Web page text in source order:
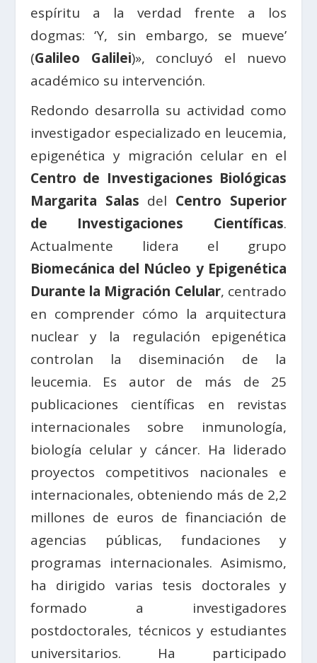
espíritu a la verdad frente a los
dogmas: ‘Y, sin embargo, se mueve’
(Galileo Galilei)», concluyó el nuevo
académico su intervención.
Redondo desarrolla su actividad como
investigador especializado en leucemia,
epigenética y migración celular en el
Centro de Investigaciones Biológicas
Margarita Salas del Centro Superior
de Investigaciones Científicas.
Actualmente lidera el grupo
Biomecánica del Núcleo y Epigenética
Durante la Migración Celular, centrado
en comprender cómo la arquitectura
nuclear y la regulación epigenética
controlan la diseminación de la
leucemia. Es autor de más de 25
publicaciones científicas en revistas
internacionales sobre inmunología,
biología celular y cáncer. Ha liderado
proyectos competitivos nacionales e
internacionales, obteniendo más de 2,2
millones de euros de financiación de
agencias públicas, fundaciones y
programas internacionales. Asimismo,
ha dirigido varias tesis doctorales y
formado a investigadores
postdoctorales, técnicos y estudiantes
universitarios. Ha participado